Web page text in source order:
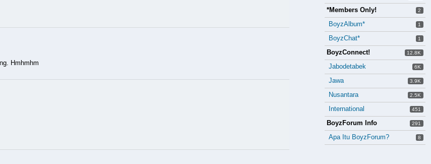
2
*Members Only!
1
BoyzAlbum*
1
BoyzChat*
12.8K
BoyzConnect!
6K
Jabodetabek
3.9K
Jawa
2.5K
Nusantara
451
International
291
BoyzForum Info
8
Apa Itu BoyzForum?
Hmhmhm